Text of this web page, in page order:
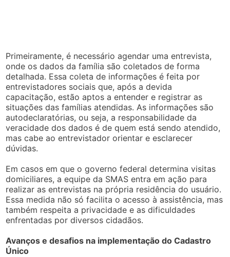
Primeiramente, é necessário agendar uma entrevista,
onde os dados da família são coletados de forma
detalhada. Essa coleta de informações é feita por
entrevistadores sociais que, após a devida
capacitação, estão aptos a entender e registrar as
situações das famílias atendidas. As informações são
autodeclaratórias, ou seja, a responsabilidade da
veracidade dos dados é de quem está sendo atendido,
mas cabe ao entrevistador orientar e esclarecer
dúvidas.
Em casos em que o governo federal determina visitas
domiciliares, a equipe da SMAS entra em ação para
realizar as entrevistas na própria residência do usuário.
Essa medida não só facilita o acesso à assistência, mas
também respeita a privacidade e as dificuldades
enfrentadas por diversos cidadãos.
Avanços e desafios na implementação do Cadastro
Único